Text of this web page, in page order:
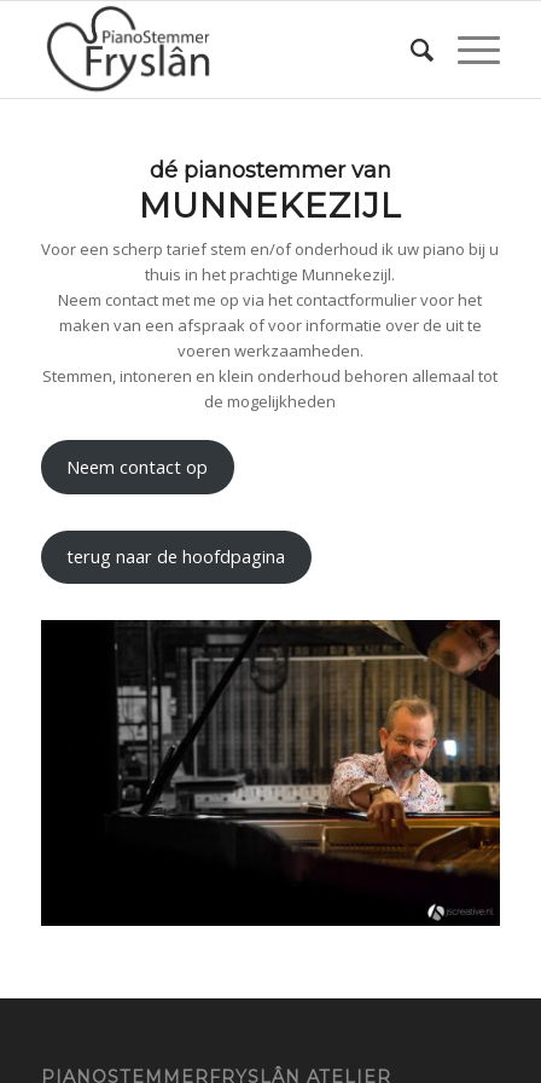
dé pianostemmer van
MUNNEKEZIJL
Voor een scherp tarief stem en/of onderhoud ik uw piano bij u
thuis in het prachtige Munnekezijl.
Neem contact met me op via het contactformulier voor het
maken van een afspraak of voor informatie over de uit te
voeren werkzaamheden.
Stemmen, intoneren en klein onderhoud behoren allemaal tot
de mogelijkheden
Neem contact op
terug naar de hoofdpagina
PIANOSTEMMERFRYSLÂN ATELIER